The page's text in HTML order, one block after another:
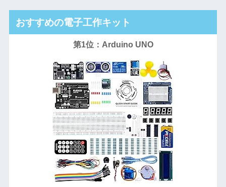
おすすめの電子工作キット
第1位：Arduino UNO